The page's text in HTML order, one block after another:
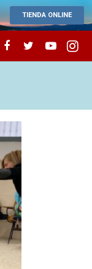
TIENDA ONLINE